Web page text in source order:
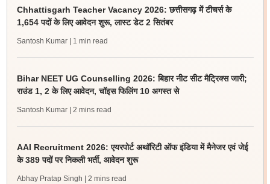
Chhattisgarh Teacher Vacancy 2026: छत्तीसगढ़ में टीचर्स के
1,654 पदों के लिए आवेदन शुरू, लास्ट डेट 2 सितंबर
Santosh Kumar | 1 min read
Bihar NEET UG Counselling 2026: बिहार नीट सीट मैट्रिक्स जारी;
राउंड 1, 2 के लिए आवेदन, चॉइस फिलिंग 10 अगस्त से
Santosh Kumar | 2 mins read
AAI Recruitment 2026: एयरपोर्ट अथॉरिटी ऑफ इंडिया में मैनेजर एवं जेई
के 389 पदों पर निकली भर्ती, आवेदन शुरू
Abhay Pratap Singh | 2 mins read